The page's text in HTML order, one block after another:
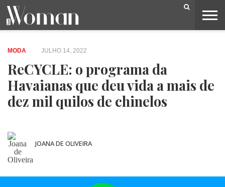
BELEZA
CAPA
LIFESTYLE
MODA
OPINIÃO
PESSOAS
SOCIEDADE
VIDEOS
MODA JULHO 14, 2022
ReCYCLE: o programa da
Havaianas que deu vida a mais de
dez mil quilos de chinelos
JOANA DE OLIVEIRA